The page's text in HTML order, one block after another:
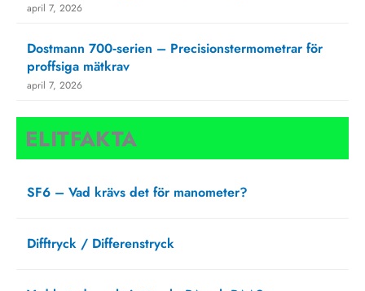
april 7, 2026
Dostmann 700‑serien – Precisionstermometrar för
proffsiga mätkrav
april 7, 2026
ELITFAKTA
SF6 – Vad krävs det för manometer?
Difftryck / Differenstryck